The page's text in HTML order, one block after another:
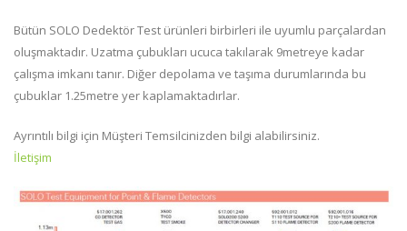
Bütün SOLO Dedektör Test ürünleri birbirleri ile uyumlu parçalardan
oluşmaktadır. Uzatma çubukları ucuca takılarak 9metreye kadar
çalışma imkanı tanır. Diğer depolama ve taşıma durumlarında bu
çubuklar 1.25metre yer kaplamaktadırlar.
Ayrıntılı bilgi için Müşteri Temsilcinizden bilgi alabilirsiniz.
İletişim